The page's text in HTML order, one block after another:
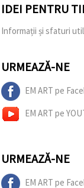
IDEI PENTRU
Informații și sfaturi
URMEAZĂ-NE
EM ART pe
EM ART pe
URMEAZĂ-NE
EM ART pe